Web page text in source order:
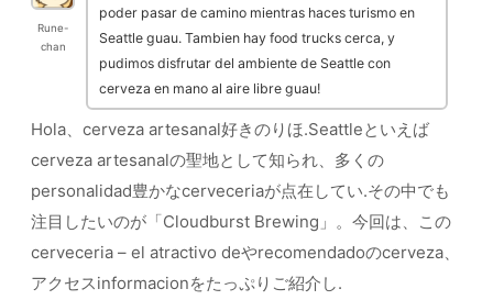
Rune-
chan
poder pasar de camino mientras haces turismo en
Seattle guau. Tambien hay food trucks cerca, y
pudimos disfrutar del ambiente de Seattle con
cerveza en mano al aire libre guau!
Hola、cerveza artesanal好きのりほ.Seattleといえば
cerveza artesanalの聖地として知られ、多くの
personalidad豊かなcerveceriaが点在してい.その中でも
注目したいのが「Cloudburst Brewing」。今回は、この
cerveceria – el atractivo deやrecomendadoのcerveza、
アクセスinformacionをたっぷりご紹介し.